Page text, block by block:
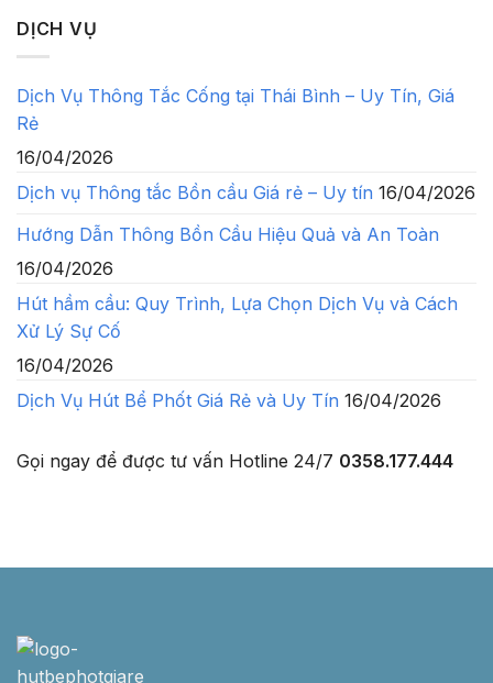
DỊCH VỤ
Dịch Vụ Thông Tắc Cống tại Thái Bình – Uy Tín, Giá
Rẻ
16/04/2026
Dịch vụ Thông tắc Bồn cầu Giá rẻ – Uy tín 16/04/2026
Hướng Dẫn Thông Bồn Cầu Hiệu Quả và An Toàn
16/04/2026
Hút hầm cầu: Quy Trình, Lựa Chọn Dịch Vụ và Cách
Xử Lý Sự Cố
16/04/2026
Dịch Vụ Hút Bể Phốt Giá Rẻ và Uy Tín 16/04/2026
Gọi ngay để được tư vấn Hotline 24/7 0358.177.444